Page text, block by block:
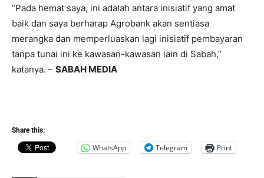
“Pada hemat saya, ini adalah antara inisiatif yang amat
baik dan saya berharap Agrobank akan sentiasa
merangka dan memperluaskan lagi inisiatif pembayaran
tanpa tunai ini ke kawasan-kawasan lain di Sabah,”
katanya. – SABAH MEDIA
Share this:
WhatsApp Telegram Print